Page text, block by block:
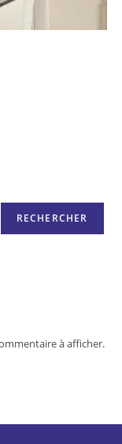
RECHERCHER
à afficher.